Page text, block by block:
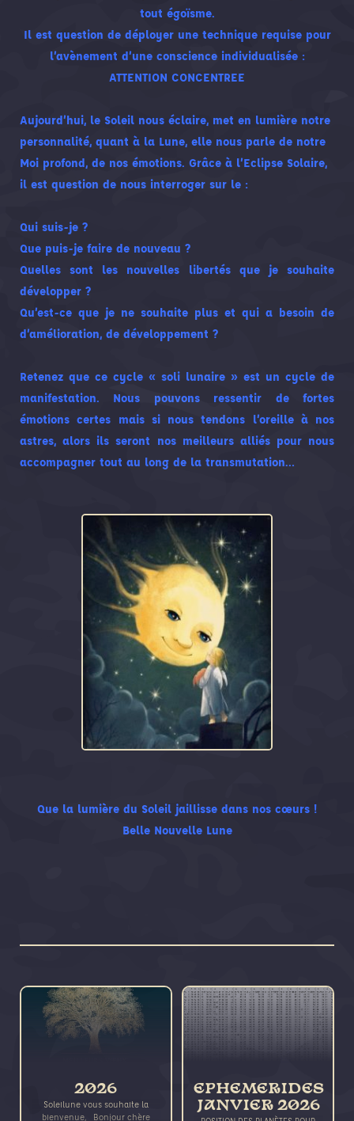
tout égoïsme.
Il est question de déployer une technique requise pour
l’avènement d’une conscience individualisée :
ATTENTION CONCENTREE
Aujourd’hui, le Soleil nous éclaire, met en lumière notre
personnalité, quant à la Lune, elle nous parle de notre
Moi profond, de nos émotions. Grâce à l’Eclipse Solaire,
il est question de nous interroger sur le :
Qui suis-je ?
Que puis-je faire de nouveau ?
Quelles sont les nouvelles libertés que je souhaite
développer ?
Qu’est-ce que je ne souhaite plus et qui a besoin de
d’amélioration, de développement ?
Retenez que ce cycle « soli lunaire » est un cycle de
manifestation. Nous pouvons ressentir de fortes
émotions certes mais si nous tendons l’oreille à nos
astres, alors ils seront nos meilleurs alliés pour nous
accompagner tout au long de la transmutation…
Que la lumière du Soleil jaillisse dans nos cœurs !
Belle Nouvelle Lune
2026
Soleilune vous souhaite la
bienvenue, Bonjour chère
EPHEMERIDES
JANVIER 2026